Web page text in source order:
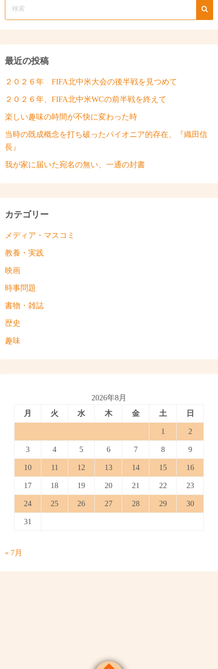
最近の投稿
２０２６年 FIFA北中米大会の後半戦を見つめて
２０２６年、FIFA北中米WCの前半戦を終えて
楽しい趣味の時間が不快に変わった時
当時の既成概念を打ち破ったパイオニア的存在、『織田信
長』
我が家に届いた宛名の無い、一通の封書
カテゴリー
メディア・マスコミ
教養・実践
映画
時事問題
書物・雑誌
歴史
趣味
2026年8月
月
火 水 木 金 土 日
1 2
3 4 5 6 7 8 9
10 11 12 13 14 15 16
17 18 19 20 21 22 23
24 25 26 27 28 29 30
31
« 7月